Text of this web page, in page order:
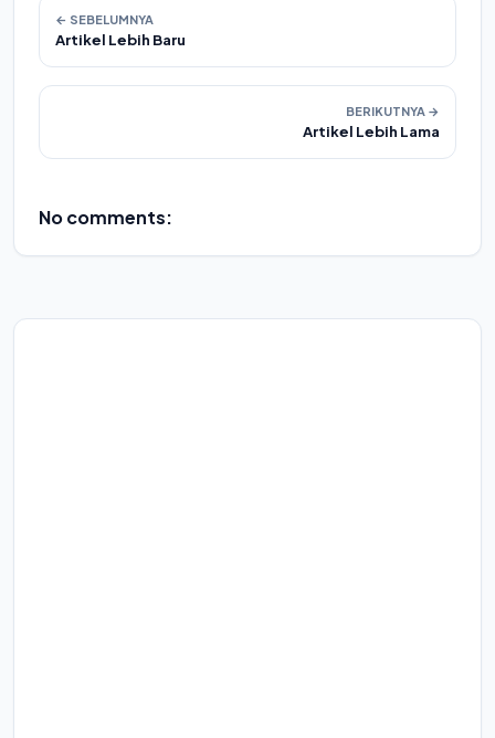
← SEBELUMNYA
Artikel Lebih Baru
BERIKUTNYA →
Artikel Lebih Lama
No comments: